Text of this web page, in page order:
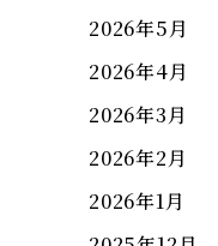
2026年5月
2026年4月
2026年3月
2026年2月
2026年1月